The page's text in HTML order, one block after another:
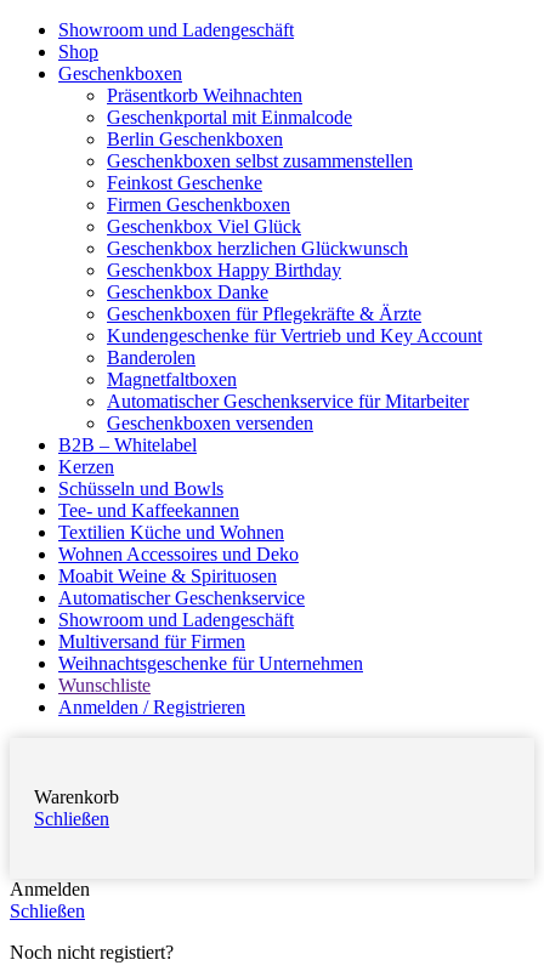
Showroom und Ladengeschäft
Shop
Geschenkboxen
Präsentkorb Weihnachten
Geschenkportal mit Einmalcode
Berlin Geschenkboxen
Geschenkboxen selbst zusammenstellen
Feinkost Geschenke
Firmen Geschenkboxen
Geschenkbox Viel Glück
Geschenkbox herzlichen Glückwunsch
Geschenkbox Happy Birthday
Geschenkbox Danke
Geschenkboxen für Pflegekräfte & Ärzte
Kundengeschenke für Vertrieb und Key Account
Banderolen
Magnetfaltboxen
Automatischer Geschenkservice für Mitarbeiter
Geschenkboxen versenden
B2B – Whitelabel
Kerzen
Schüsseln und Bowls
Tee- und Kaffeekannen
Textilien Küche und Wohnen
Wohnen Accessoires und Deko
Moabit Weine & Spirituosen
Automatischer Geschenkservice
Showroom und Ladengeschäft
Multiversand für Firmen
Weihnachtsgeschenke für Unternehmen
Wunschliste
Anmelden / Registrieren
Warenkorb
Schließen
Anmelden
Schließen
Noch nicht registiert?